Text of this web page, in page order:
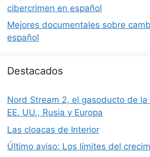
cibercrimen en español
Mejores documentales sobre
español
Destacados
Nord Stream 2, el gasoducto de
EE. UU., Rusia y Europa
Las cloacas de Interior
Último aviso: Los límites del